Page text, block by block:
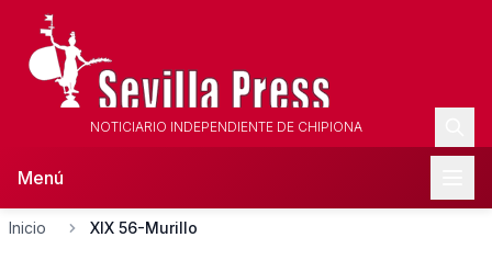
NOTICIARIO INDEPENDIENTE DE CHIPIONA
Menú
Inicio XIX 56-Murillo